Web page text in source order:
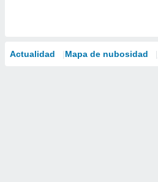
Actualidad Mapa de nubosidad